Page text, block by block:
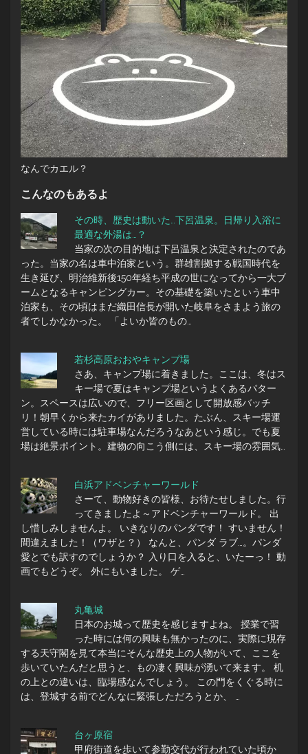
なんでカエル？
こんなのもあるよ
その時、歴史は動いた…下呂温泉。日帰り入浴に
最適な外湯は…？
当家の次の目的地は下呂温泉と決定されたのであ
った。当家の名は車中泊家という。群雄割拠する戦国時代を
生き延び、明治維新後150年経ち平成の世になってから一大ブ
ームとなるキャンピングカー。その基礎を築いたという車中
泊家も、その頃はまだ織田信長が開いた岐阜をさまよう旅の
者でしかなかった。 「よいか皆のもの…
若杉高原おおやキャンプ場
さあ、キャンプ場に着きました。ここは、冬はス
キー場で夏はキャンプ場というよくあるパター
ン。スペースは広いので、フリー区画として開放感バッチ
リ！朝早くから来たカイがありました。たぶん、スキー場運
営している時には駐車場なんだろうなあという感じ。でも夏
場は絶景ポイント。建物の向こう側には、スキー場の雰囲気…
白浜アドベンチャーワールド
さーて、動物好きの皆様、お待たせしました。行
ってきましたよ～アドベンチャーワールド。 出
し惜しみしませんよ。 いきなりのパンダです！ すいません！
間違えました！（ワザと？） なんと、パンダ ラブ…。パンダ
愛とでも訳すのでしょうか？ 入り口を入ると、いたーっ！ 動
画でもどうぞ。 外にもいました。 ゲ…
丸亀城
日本のお城って歴史を感じますよね。 授業で習
った時には何の興味も無かったのに、実際に現存
する天守閣を見て本当にそんな歴史上の人物がいて、ここを
歩いていたんだと思うと、もの凄く興味が湧いて来ます。 机
の上との違いは、臨場感なんでしょう。 この門をくぐる時に
は、登城する前でどんなに緊張しただろうとか、 …
台ヶ原宿
甲府街道を歩いて参勤交代が行われていた頃か